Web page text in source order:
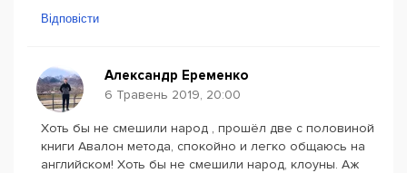
Відповісти
Александр Еременко
6 Травень 2019, 20:00
Хоть бы не смешили народ , прошёл две с половиной
книги Авалон метода, спокойно и легко общаюсь на
английском! Хоть бы не смешили народ, клоуны. Аж